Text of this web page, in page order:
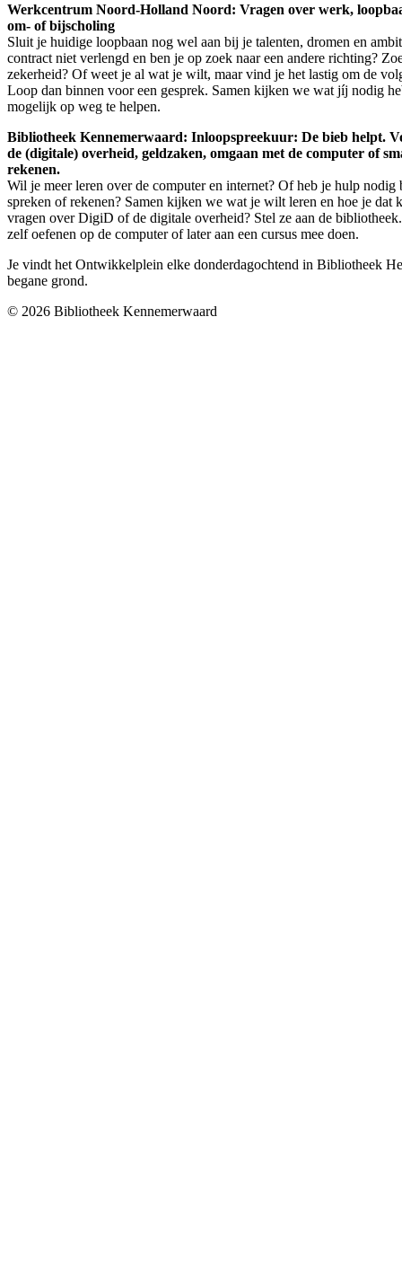
Werkcentrum Noord-Holland Noord: Vragen over werk,
om- of bijscholing
Sluit je huidige loopbaan nog wel aan bij je talenten, dromen en
contract niet verlengd en ben je op zoek naar een andere richting?
zekerheid? Of weet je al wat je wilt, maar vind je het lastig om de
Loop dan binnen voor een gesprek. Samen kijken we wat jíj nodig
mogelijk op weg te helpen.
Bibliotheek Kennemerwaard: Inloopspreekuur: De bieb helpt.
de (digitale) overheid, geldzaken, omgaan met de computer of
rekenen.
Wil je meer leren over de computer en internet? Of heb je hulp nodig
spreken of rekenen? Samen kijken we wat je wilt leren en hoe je dat
vragen over DigiD of de digitale overheid? Stel ze aan de
zelf oefenen op de computer of later aan een cursus mee doen.
Je vindt het Ontwikkelplein elke donderdagochtend in Bibliotheek
begane grond.
© 2026 Bibliotheek Kennemerwaard